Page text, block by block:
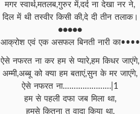
मगर स्वार्थ,मतलब,गुरुर में,दर्द ना देखा नर ने,
दिल में थी तस्वीर किसी की,दे दी तीन तलाक।
●●●●●
आक्रोश एवं एक असफल बिनती नारी का••••
ऐसे नफरत ना कर हम से प्यारे,हम किधर जाएंगे,
अम्मी,अब्बू को क्या हम बताएं,सुन के मर जाएंगे,
ऐसे नफरत ना………………….|1
हम से पहली दफा जब मिला था,
हमसे कितना तू वादा किया था,